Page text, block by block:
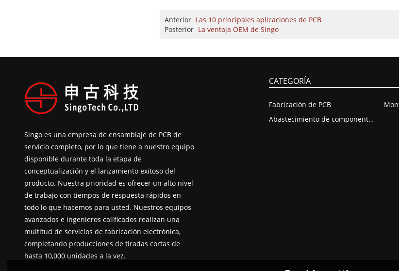
Anterior Las 10 principales aplicaciones de PCB
Posterior La ventaja OEM de Singo
Singo es una empresa de ensamblaje de PCB de
servicio completo, por lo que tiene a nuestro equipo
disponible durante toda la etapa de
conceptualización y el lanzamiento exitoso del
producto. Nuestra prioridad es ofrecer un alto nivel
de trabajo con tiempos de respuesta rápidos en
todo lo que hacemos para usted. Nuestros equipos
avanzados e ingenieros calificados realizan una
multitud de servicios de fabricación electrónica,
completando producciones de tiradas cortas de
hasta 10,000 unidades a la vez.
CATEGORÍA
Fabricación de PCB
Abastecimiento de componentes de PCB